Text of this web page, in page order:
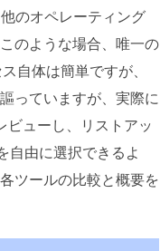
のオペレーティング
のような場合、唯一の
自体は簡単ですが、
っていますが、実際に
ビューし、リストアッ
自由に選択できるよ
ツールの比較と概要を